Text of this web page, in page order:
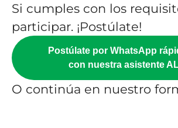
Si cumples con los
participar. ¡Postúlate!
Postúlate por WhatsApp
con nuestra asistente
O continúa en nuestro